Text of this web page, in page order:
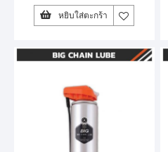
หยิบใส่ตะกร้า